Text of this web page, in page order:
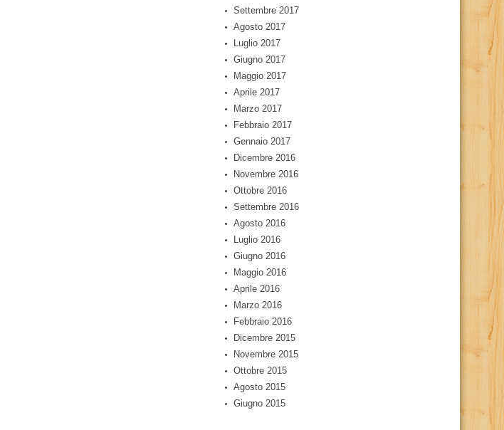
Settembre 2017
Agosto 2017
Luglio 2017
Giugno 2017
Maggio 2017
Aprile 2017
Marzo 2017
Febbraio 2017
Gennaio 2017
Dicembre 2016
Novembre 2016
Ottobre 2016
Settembre 2016
Agosto 2016
Luglio 2016
Giugno 2016
Maggio 2016
Aprile 2016
Marzo 2016
Febbraio 2016
Dicembre 2015
Novembre 2015
Ottobre 2015
Agosto 2015
Giugno 2015